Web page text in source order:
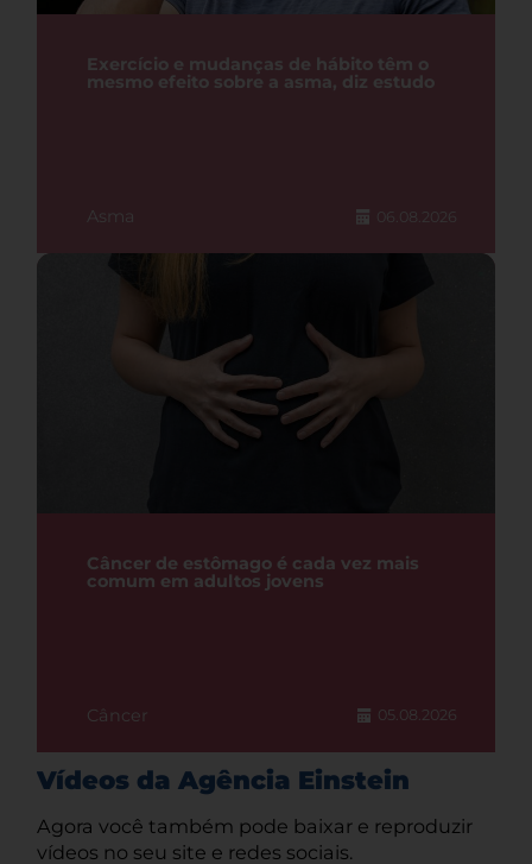
Exercício e mudanças de hábito têm o
mesmo efeito sobre a asma, diz estudo
Asma 06.08.2026
Câncer de estômago é cada vez mais
comum em adultos jovens
Câncer 05.08.2026
Vídeos da Agência Einstein
Agora você também pode baixar e reproduzir
vídeos no seu site e redes sociais.